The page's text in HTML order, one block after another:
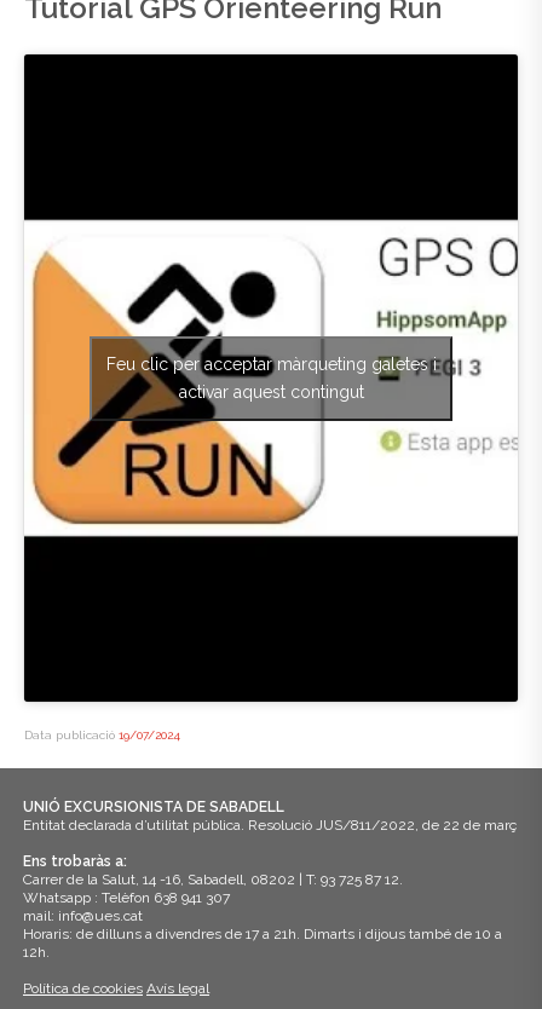
Tutorial GPS Orienteering Run
Feu clic per acceptar màrqueting galetes i
activar aquest contingut
Data publicació 19/07/2024
UNIÓ EXCURSIONISTA DE SABADELL
Entitat declarada d’utilitat pública. Resolució JUS/811/2022, de 22 de març
Ens trobaràs a:
Carrer de la Salut, 14 -16, Sabadell, 08202 | T: 93 725 87 12.
Whatsapp : Telèfon 638 941 307
mail: info@ues.cat
Horaris: de dilluns a divendres de 17 a 21h. Dimarts i dijous també de 10 a
12h.
Política de cookies Avís legal